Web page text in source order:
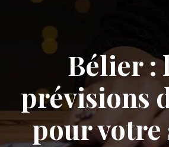
Bélier :
prévisions
pour votre